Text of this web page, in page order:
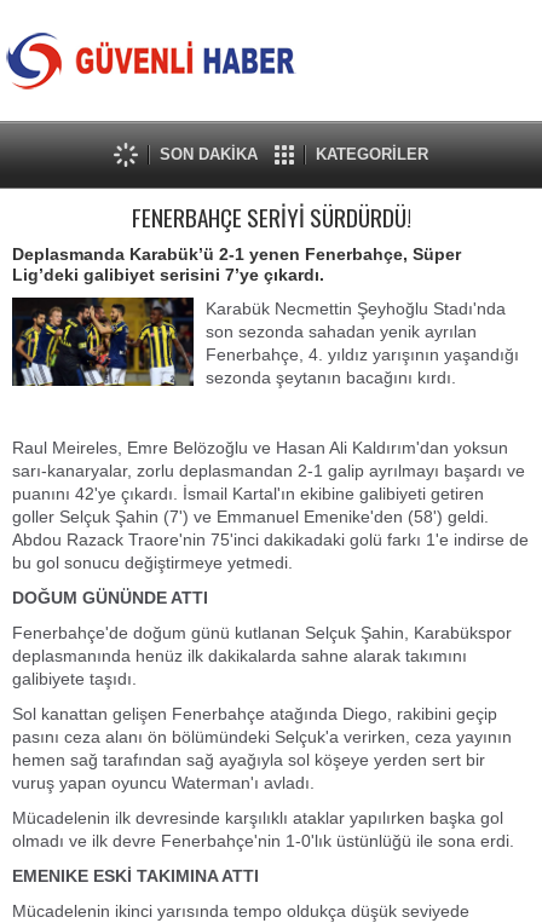
SON DAKİKA KATEGORİLER
FENERBAHÇE SERİYİ SÜRDÜRDÜ!
Deplasmanda Karabük’ü 2-1 yenen Fenerbahçe, Süper
Lig’deki galibiyet serisini 7’ye çıkardı.
Karabük Necmettin Şeyhoğlu Stadı'nda
son sezonda sahadan yenik ayrılan
Fenerbahçe, 4. yıldız yarışının yaşandığı
sezonda şeytanın bacağını kırdı.
Raul Meireles, Emre Belözoğlu ve Hasan Ali Kaldırım'dan yoksun
sarı-kanaryalar, zorlu deplasmandan 2-1 galip ayrılmayı başardı ve
puanını 42'ye çıkardı. İsmail Kartal'ın ekibine galibiyeti getiren
goller Selçuk Şahin (7') ve Emmanuel Emenike'den (58') geldi.
Abdou Razack Traore'nin 75'inci dakikadaki golü farkı 1'e indirse de
bu gol sonucu değiştirmeye yetmedi.
DOĞUM GÜNÜNDE ATTI
Fenerbahçe'de doğum günü kutlanan Selçuk Şahin, Karabükspor
deplasmanında henüz ilk dakikalarda sahne alarak takımını
galibiyete taşıdı.
Sol kanattan gelişen Fenerbahçe atağında Diego, rakibini geçip
pasını ceza alanı ön bölümündeki Selçuk'a verirken, ceza yayının
hemen sağ tarafından sağ ayağıyla sol köşeye yerden sert bir
vuruş yapan oyuncu Waterman'ı avladı.
Mücadelenin ilk devresinde karşılıklı ataklar yapılırken başka gol
olmadı ve ilk devre Fenerbahçe'nin 1-0'lık üstünlüğü ile sona erdi.
EMENIKE ESKİ TAKIMINA ATTI
Mücadelenin ikinci yarısında tempo oldukça düşük seviyede